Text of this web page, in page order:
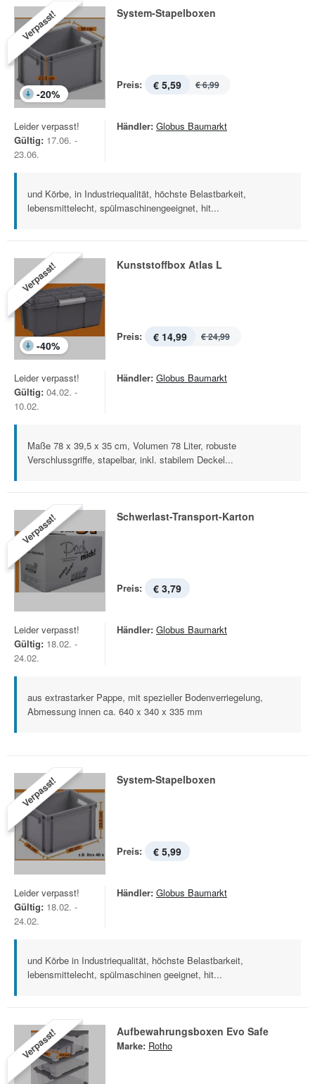
Verpasst!
-20%
System-Stapelboxen
Preis: € 5,59 € 6,99
Leider verpasst!
Gültig: 17.06. -
23.06.
Händler: Globus Baumarkt
und Körbe, in Industriequalität, höchste Belastbarkeit,
lebensmittelecht, spülmaschinengeeignet, hit...
Verpasst!
-40%
Kunststoffbox Atlas L
Preis: € 14,99 € 24,99
Leider verpasst!
Gültig: 04.02. -
10.02.
Händler: Globus Baumarkt
Maße 78 x 39,5 x 35 cm, Volumen 78 Liter, robuste
Verschlussgriffe, stapelbar, inkl. stabilem Deckel...
Verpasst! Schwerlast-Transport-Karton
Preis: € 3,79
Leider verpasst!
Gültig: 18.02. -
24.02.
Händler: Globus Baumarkt
aus extrastarker Pappe, mit spezieller Bodenverriegelung,
Abmessung innen ca. 640 x 340 x 335 mm
Verpasst! System-Stapelboxen
Preis: € 5,99
Leider verpasst!
Gültig: 18.02. -
24.02.
Händler: Globus Baumarkt
und Körbe in Industriequalität, höchste Belastbarkeit,
lebensmittelecht, spülmaschinen geeignet, hit...
Verpasst! Aufbewahrungsboxen Evo Safe
Marke: Rotho